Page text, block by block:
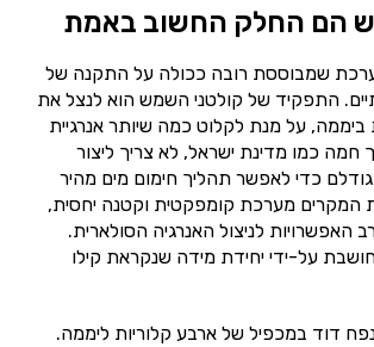
הם החלק החשוב באמת
שמבוססת רובה ככולה על התקנה של
התפקיד של קולטני השמש הוא לנצל את
על מנת לקלוט כמה שיותר אנרגיית
חמה כמו מדינת ישראל, לא צריך ליצור
כדי לאפשר תהליך חימום מים מהיר
המקרים מערכת קומפקטית וקטנה יחסית,
האפשרויות לניצול האנרגיה הסולארית.
על-ידי יחידת מידה שנקראת קילו
דוד במכפיל של ארבע קלוריות ליממה.